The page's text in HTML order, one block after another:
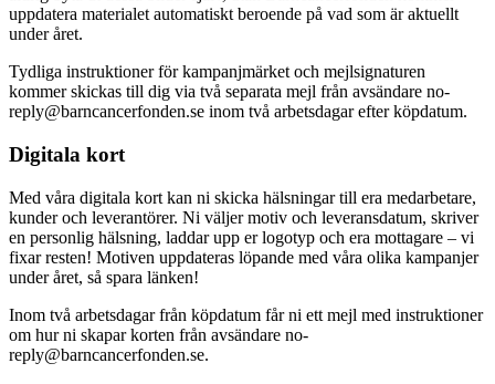
uppdatera materialet automatiskt beroende på vad som är aktuellt
under året.
Tydliga instruktioner för kampanjmärket och mejlsignaturen
kommer skickas till dig via två separata mejl från avsändare no-
reply@barncancerfonden.se inom två arbetsdagar efter köpdatum.
Digitala kort
Med våra digitala kort kan ni skicka hälsningar till era medarbetare,
kunder och leverantörer. Ni väljer motiv och leveransdatum, skriver
en personlig hälsning, laddar upp er logotyp och era mottagare – vi
fixar resten! Motiven uppdateras löpande med våra olika kampanjer
under året, så spara länken!
Inom två arbetsdagar från köpdatum får ni ett mejl med instruktioner
om hur ni skapar korten från avsändare no-
reply@barncancerfonden.se.